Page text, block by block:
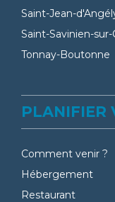
Saint-Jean-
Saint-Savinien-
Tonnay-Boutonne
PLANIFIER
Comment venir ?
Hébergement
Restaurant